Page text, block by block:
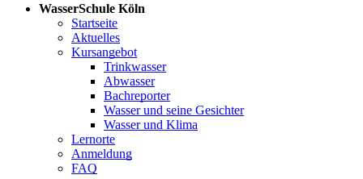
WasserSchule Köln
Startseite
Aktuelles
Kursangebot
Trinkwasser
Abwasser
Bachreporter
Wasser und seine Gesichter
Wasser und Klima
Lernorte
Anmeldung
FAQ